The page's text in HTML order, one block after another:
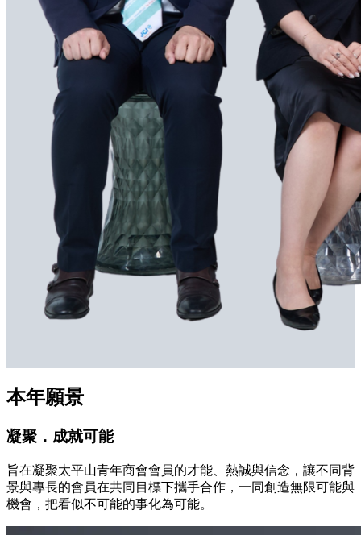
本年願景
凝聚．成就可能
旨在凝聚太平山青年商會會員的才能、熱誠與信念，讓不同背
景與專長的會員在共同目標下攜手合作，一同創造無限可能與
機會，把看似不可能的事化為可能。